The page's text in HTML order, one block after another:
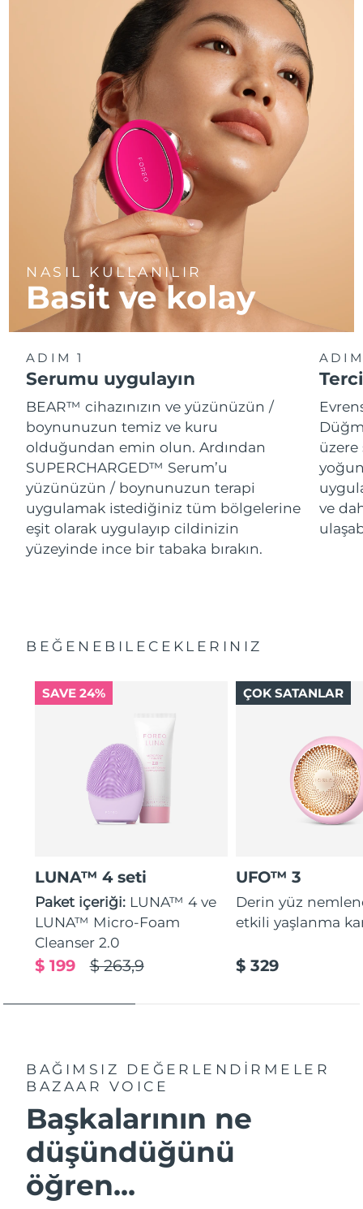
NASIL KULLANILIR
Basit ve kolay
ADIM 1
Serumu uygulayın
BEAR™ cihazınızın ve yüzünüzün /
boynunuzun temiz ve kuru
olduğundan emin olun. Ardından
SUPERCHARGED™ Serum’u
yüzünüzün / boynunuzun terapi
uygulamak istediğiniz tüm bölgelerine
eşit olarak uygulayıp cildinizin
yüzeyinde ince bir tabaka bırakın.
üzere
ve
BEĞENEBILECEKLERINIZ
SAVE 24%
LUNA™ 4 seti
Paket içeriği: LUNA™ 4 ve
LUNA™ Micro-Foam
Cleanser 2.0
$ 263,9
$ 199
UFO™ 3
Derin yüz
etkili yaşlanma
$ 329
ÇOK SATANLAR
BAĞIMSIZ DEĞERLENDİRMELER
BAZAAR VOICE
Başkalarının ne
düşündüğünü
öğren...